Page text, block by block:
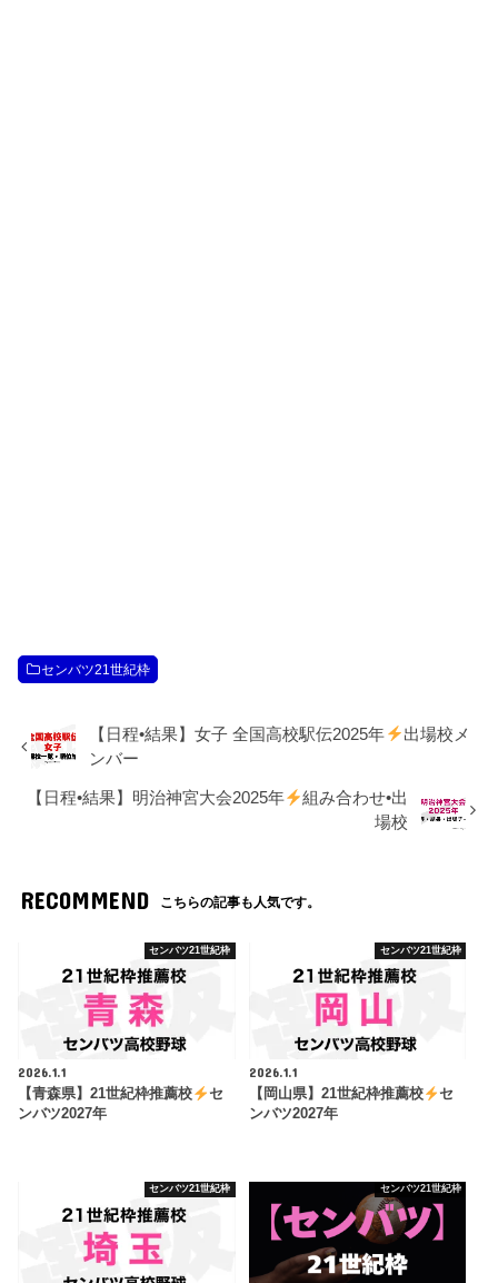
センバツ21世紀枠
【日程•結果】女子 全国高校駅伝2025年
出場校メ
ンバー
【日程•結果】明治神宮大会2025年
組み合わせ•出
場校
RECOMMEND こちらの記事も人気です。
センバツ21世紀枠
2026.1.1
【青森県】21世紀枠推薦校
セ
ンバツ2027年
センバツ21世紀枠
2026.1.1
【岡山県】21世紀枠推薦校
セ
ンバツ2027年
センバツ21世紀枠 センバツ21世紀枠